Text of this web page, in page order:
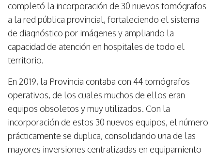
completó la incorporación de 30 nuevos tomógrafos
a la red pública provincial, fortaleciendo el sistema
de diagnóstico por imágenes y ampliando la
capacidad de atención en hospitales de todo el
territorio.
En 2019, la Provincia contaba con 44 tomógrafos
operativos, de los cuales muchos de ellos eran
equipos obsoletos y muy utilizados. Con la
incorporación de estos 30 nuevos equipos, el número
prácticamente se duplica, consolidando una de las
mayores inversiones centralizadas en equipamiento